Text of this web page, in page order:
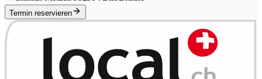
Termin reservieren